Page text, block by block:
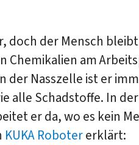
doch der Mensch
Chemikalien am
der Nasszelle ist er
alle Schadstoffe. In der
er da, wo es kein
KUKA Robotererklärt: